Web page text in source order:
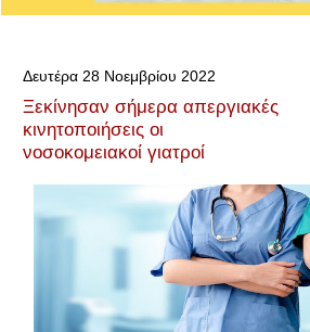
Δευτέρα 28 Νοεμβρίου 2022
Ξεκίνησαν σήμερα απεργιακές
κινητοποιήσεις οι
νοσοκομειακοί γιατροί